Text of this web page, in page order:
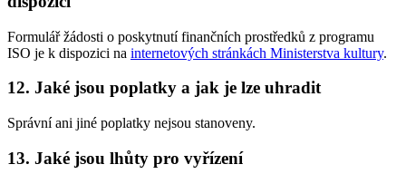
Formulář žádosti o poskytnutí finančních prostředků z programu
ISO je k dispozici na internetových stránkách Ministerstva kultury.
12. Jaké jsou poplatky a jak je lze uhradit
Správní ani jiné poplatky nejsou stanoveny.
13. Jaké jsou lhůty pro vyřízení